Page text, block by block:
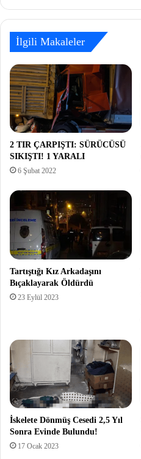
İlgili Makaleler
2 TIR ÇARPIŞTI: SÜRÜCÜSÜ
SIKIŞTI! 1 YARALI
6 Şubat 2022
Tartıştığı Kız Arkadaşını
Bıçaklayarak Öldürdü
23 Eylül 2023
İskelete Dönmüş Cesedi 2,5 Yıl
Sonra Evinde Bulundu!
17 Ocak 2023